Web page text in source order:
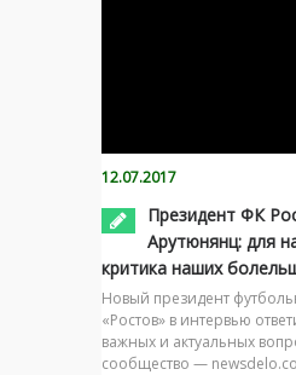
12.07.2017
Президент ФК
Арутюнянц: для
критика наших
Новый президент
«Ростов» в интервью
важных и актуальных
сообщество —